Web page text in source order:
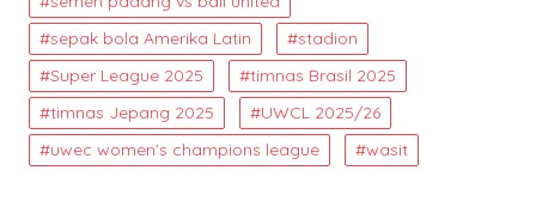
sepak bola Amerika Latin
stadion
Super League 2025
timnas Brasil 2025
timnas Jepang 2025
UWCL 2025/26
uwec women’s champions league
wasit